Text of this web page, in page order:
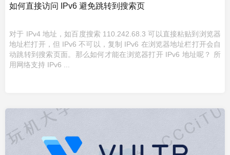
如何直接访问 IPv6 避免跳转到搜索页
对于 IPv4 地址，如百度搜索 110.242.68.3 可以直接粘贴到浏览器
地址栏打开，但 IPv6 不可以，复制 IPv6 在浏览器地址栏打开会自
动跳转到搜索页面。那么如何才能在浏览器打开 IPv6 地址呢？ 所